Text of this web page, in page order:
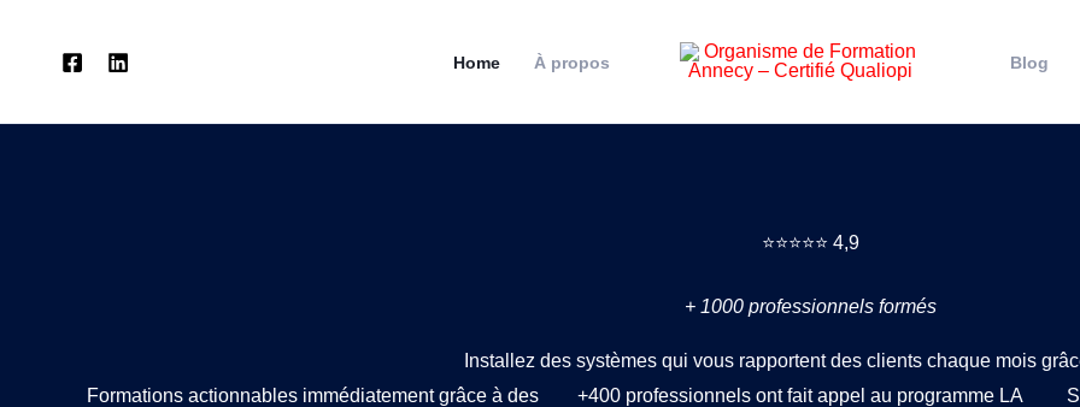
Home À propos Blog
⭐️⭐️⭐️⭐️⭐️ 4,9
+ 1000 professionnels formés
Installez des systèmes qui vous rapportent des clients chaque mois
Formations actionnables immédiatement grâce à des
+400 professionnels ont fait appel au programme LA